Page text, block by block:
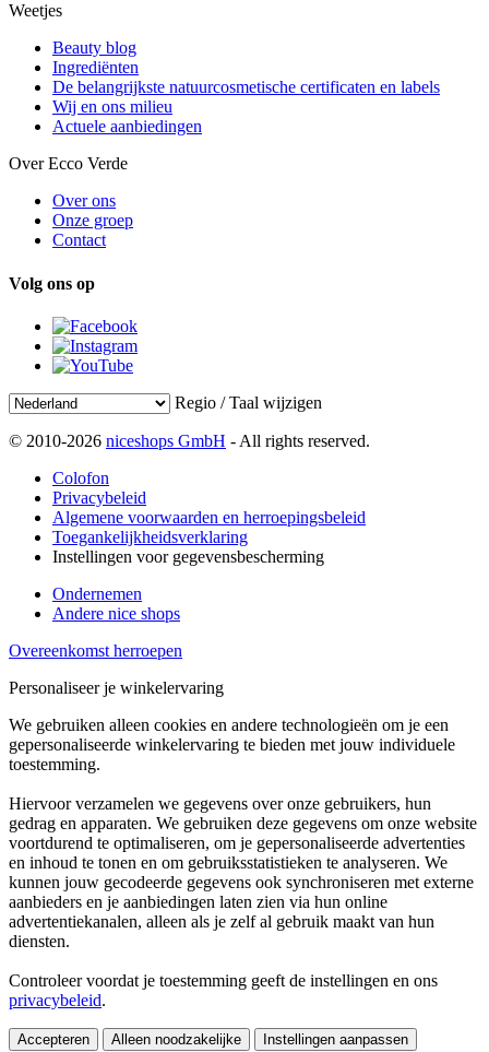
Weetjes
Beauty blog
Ingrediënten
De belangrijkste natuurcosmetische certificaten en labels
Wij en ons milieu
Actuele aanbiedingen
Over Ecco Verde
Over ons
Onze groep
Contact
Volg ons op
Regio / Taal wijzigen
© 2010-2026 niceshops GmbH - All rights reserved.
Colofon
Privacybeleid
Algemene voorwaarden en herroepingsbeleid
Toegankelijkheidsverklaring
Instellingen voor gegevensbescherming
Ondernemen
Andere nice shops
Overeenkomst herroepen
Personaliseer je winkelervaring
We gebruiken alleen cookies en andere technologieën om je een
gepersonaliseerde winkelervaring te bieden met jouw individuele
toestemming.
Hiervoor verzamelen we gegevens over onze gebruikers, hun
gedrag en apparaten. We gebruiken deze gegevens om onze website
voortdurend te optimaliseren, om je gepersonaliseerde advertenties
en inhoud te tonen en om gebruiksstatistieken te analyseren. We
kunnen jouw gecodeerde gegevens ook synchroniseren met externe
aanbieders en je aanbiedingen laten zien via hun online
advertentiekanalen, alleen als je zelf al gebruik maakt van hun
diensten.
Controleer voordat je toestemming geeft de instellingen en ons
privacybeleid.
Accepteren Alleen noodzakelijke Instellingen aanpassen